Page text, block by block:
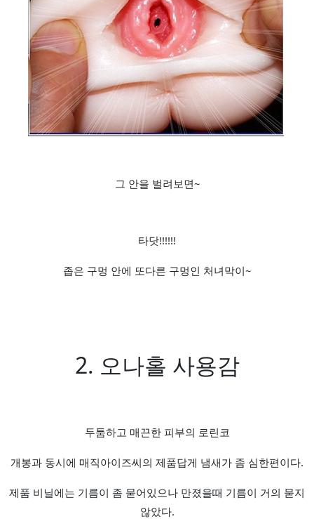
그 안을 벌려보면~
타닷!!!!!!
좁은 구멍 안에 또다른 구멍인 처녀막이~
2. 오나홀 사용감
두툼하고 매끈한 피부의 로린코
개봉과 동시에 매직아이즈씨의 제품답게 냄새가 좀 심한편이다.
제품 비닐에는 기름이 좀 묻어있으나 만졌을때 기름이 거의 묻지
않았다.